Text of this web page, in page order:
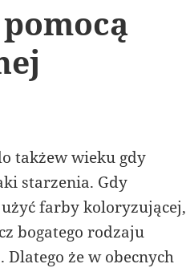
takżew wieku gdy
starzenia. Gdy
farby koloryzującej,
bogatego rodzaju
że w obecnych